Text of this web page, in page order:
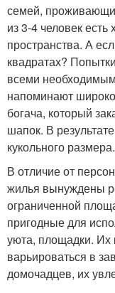
семей,
из 3-4 человек
пространства. А
квадратах?
всеми
напоминают
богача, который
шапок. В
кукольного размера.
В отличие от
жилья вынуждены
ограниченной
пригодные для
уюта, площадки. Их
варьироваться в
домочадцев, их